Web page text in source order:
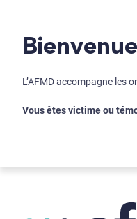
L’AFMD accompagne les
Vous êtes victime ou